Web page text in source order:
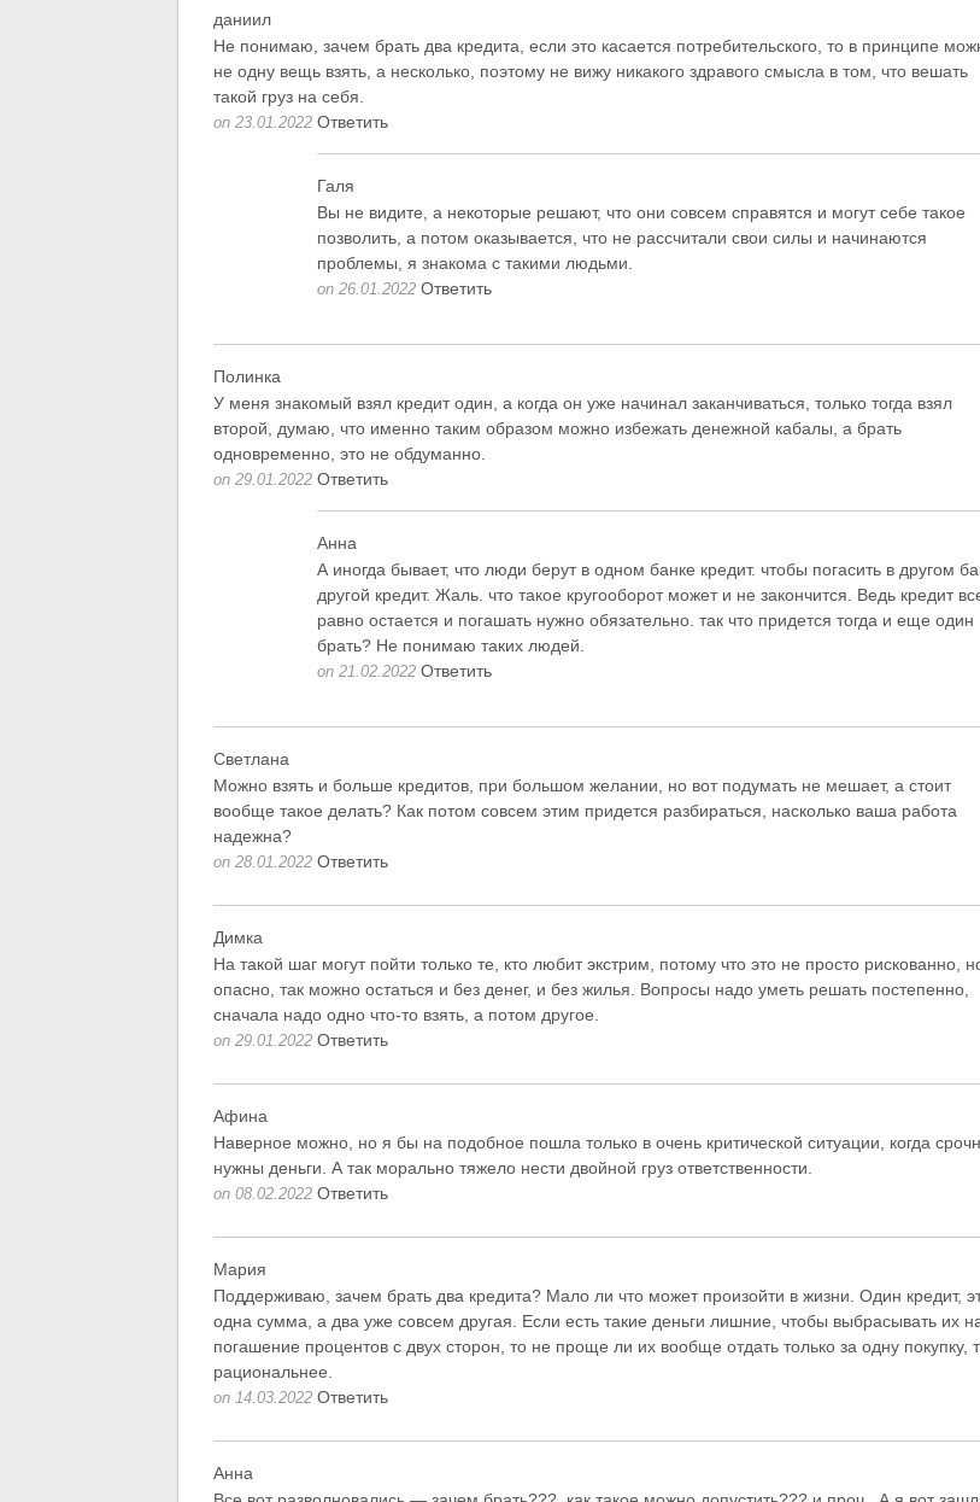
даниил
Не понимаю, зачем брать два кредита, если это касается потребительского, то в принципе
не одну вещь взять, а несколько, поэтому не вижу никакого здравого смысла в том, что вешать
такой груз на себя.
on 23.01.2022Ответить
Галя
Вы не видите, а некоторые решают, что они совсем справятся и могут себе такое
позволить, а потом оказывается, что не рассчитали свои силы и начинаются
проблемы, я знакома с такими людьми.
on 26.01.2022Ответить
Полинка
У меня знакомый взял кредит один, а когда он уже начинал заканчиваться, только тогда взял
второй, думаю, что именно таким образом можно избежать денежной кабалы, а брать
одновременно, это не обдуманно.
on 29.01.2022Ответить
Анна
А иногда бывает, что люди берут в одном банке кредит. чтобы погасить в другом
другой кредит. Жаль. что такое кругооборот может и не закончится. Ведь кредит
равно остается и погашать нужно обязательно. так что придется тогда и еще один
брать? Не понимаю таких людей.
on 21.02.2022Ответить
Светлана
Можно взять и больше кредитов, при большом желании, но вот подумать не мешает, а стоит
вообще такое делать? Как потом совсем этим придется разбираться, насколько ваша работа
надежна?
on 28.01.2022Ответить
Димка
На такой шаг могут пойти только те, кто любит экстрим, потому что это не просто рискованно,
опасно, так можно остаться и без денег, и без жилья. Вопросы надо уметь решать постепенно,
сначала надо одно что-то взять, а потом другое.
on 29.01.2022Ответить
Афина
Наверное можно, но я бы на подобное пошла только в очень критической ситуации, когда
нужны деньги. А так морально тяжело нести двойной груз ответственности.
on 08.02.2022Ответить
Мария
Поддерживаю, зачем брать два кредита? Мало ли что может произойти в жизни. Один кредит,
одна сумма, а два уже совсем другая. Если есть такие деньги лишние, чтобы выбрасывать их
погашение процентов с двух сторон, то не проще ли их вообще отдать только за одну покупку,
рациональнее.
on 14.03.2022Ответить
Анна